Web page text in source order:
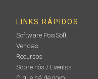
LINKS RÁPIDOS
Software PosiSoft
Vendas
Recursos
Sobre nós / Eventos